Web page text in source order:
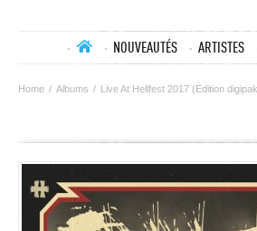
NOUVEAUTÉS ARTISTES
Home / Albums / Live At Hellfest 2017 (Edition